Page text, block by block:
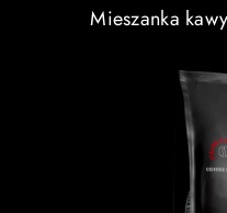
Mieszanka